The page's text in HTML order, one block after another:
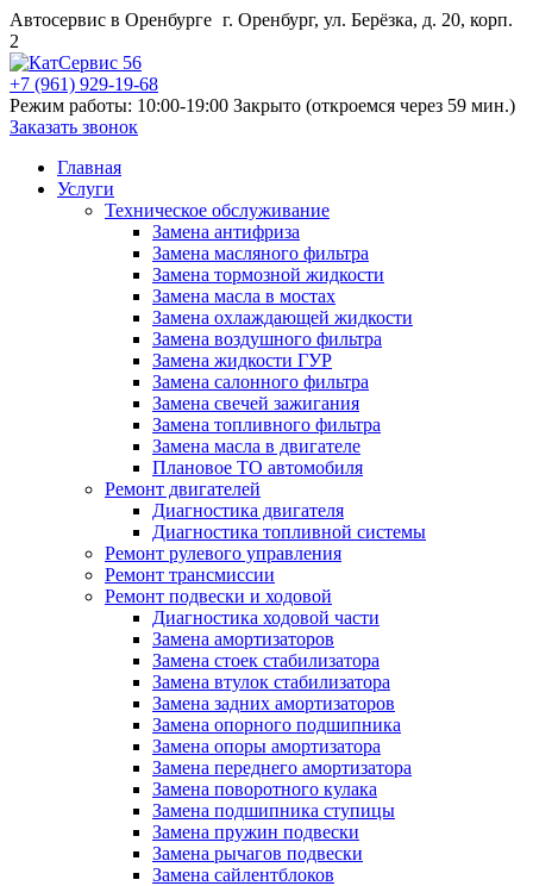
Автосервис в Оренбурге г. Оренбург, ул. Берёзка, д. 20, корп.
2
+7 (961) 929-19-68
Режим работы: 10:00-19:00 Закрыто (откроемся через 59 мин.)
Заказать звонок
Главная
Услуги
Техническое обслуживание
Замена антифриза
Замена масляного фильтра
Замена тормозной жидкости
Замена масла в мостах
Замена охлаждающей жидкости
Замена воздушного фильтра
Замена жидкости ГУР
Замена салонного фильтра
Замена свечей зажигания
Замена топливного фильтра
Замена масла в двигателе
Плановое ТО автомобиля
Ремонт двигателей
Диагностика двигателя
Диагностика топливной системы
Ремонт рулевого управления
Ремонт трансмиссии
Ремонт подвески и ходовой
Диагностика ходовой части
Замена амортизаторов
Замена стоек стабилизатора
Замена втулок стабилизатора
Замена задних амортизаторов
Замена опорного подшипника
Замена опоры амортизатора
Замена переднего амортизатора
Замена поворотного кулака
Замена подшипника ступицы
Замена пружин подвески
Замена рычагов подвески
Замена сайлентблоков